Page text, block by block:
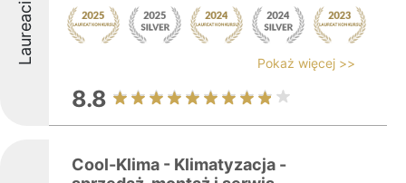
Laureaci Pokaż więcej >>
8.8
Cool-Klima - Klimatyzacja -